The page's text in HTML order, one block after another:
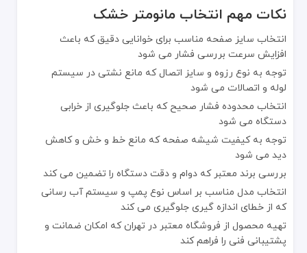
نکات مهم انتخاب مانومتر خشک
انتخاب سایز صفحه مناسب برای خوانایی دقیق که باعث
افزایش سرعت بررسی فشار می شود
توجه به نوع رزوه و سایز اتصال که مانع نشتی در سیستم
لوله و اتصالات می شود
انتخاب محدوده فشار صحیح که باعث جلوگیری از خرابی
دستگاه می شود
توجه به کیفیت شیشه صفحه که مانع خط و خش و کاهش
دید می شود
بررسی برند معتبر که دوام و دقت دستگاه را تضمین می کند
انتخاب مدل مناسب بر اساس نوع پمپ و سیستم آب رسانی
که از خطای اندازه گیری جلوگیری می کند
تهیه محصول از فروشگاه معتبر در تهران که امکان ضمانت و
پشتیبانی فنی را فراهم کند